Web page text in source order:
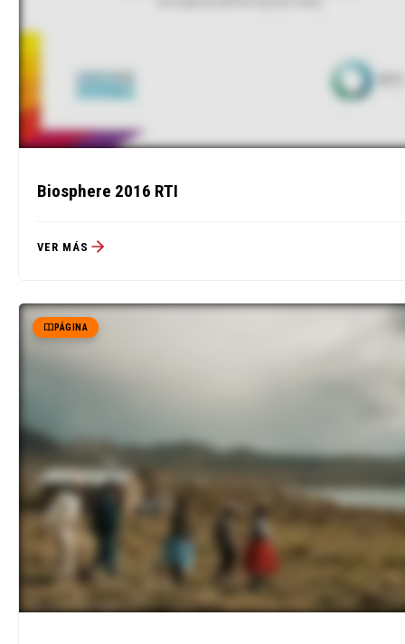
Biosphere 2016 RTI
VER MÁS
PÁGINA